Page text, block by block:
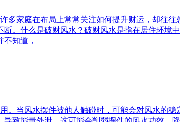
多家庭在布局上常常关注如何提升财运，却往往
。什么是破财风水？破财风水是指在居住环境
知道，
当风水摆件被他人触碰时，可能会对风水的稳